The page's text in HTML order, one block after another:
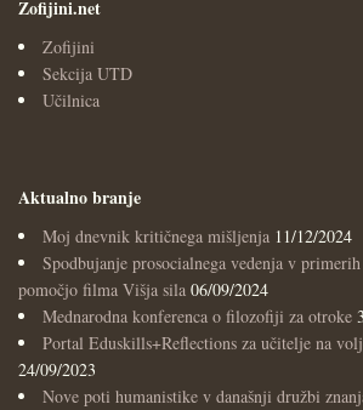
Zofijini.net
Zofijini
Sekcija UTD
Učilnica
Aktualno branje
Moj dnevnik kritičnega mišljenja 11/12/2024
Spodbujanje prosocialnega vedenja v
pomočjo filma Višja sila 06/09/2024
Mednarodna konferenca o filozofiji za otroke
Portal Eduskills+Reflections za učitelje na
24/09/2023
Nove poti humanistike v današnji družbi